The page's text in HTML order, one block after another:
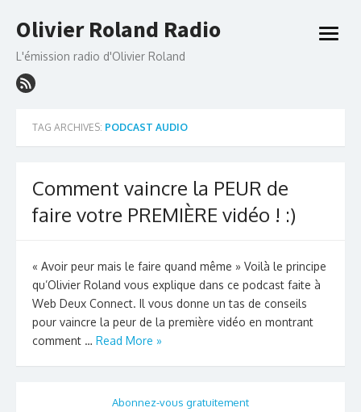
to
Olivier Roland Radio
L'émission radio d'Olivier Roland
open
TAG ARCHIVES: PODCAST AUDIO
Comment vaincre la PEUR de
faire votre PREMIÈRE vidéo ! :)
« Avoir peur mais le faire quand même » Voilà le principe
qu’Olivier Roland vous explique dans ce podcast faite à
Web Deux Connect. Il vous donne un tas de conseils
pour vaincre la peur de la première vidéo en montrant
comment … Read More »
Abonnez-vous gratuitement